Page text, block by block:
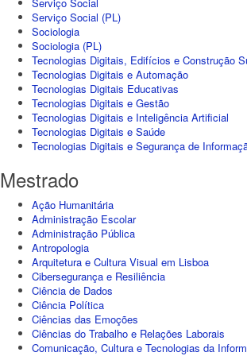
Serviço Social (PL)
Sociologia
Sociologia (PL)
Tecnologias Digitais, Edifícios e Construção
Tecnologias Digitais e Automação
Tecnologias Digitais Educativas
Tecnologias Digitais e Gestão
Tecnologias Digitais e Inteligência Artificial
Tecnologias Digitais e Saúde
Tecnologias Digitais e Segurança de
Mestrado
Ação Humanitária
Administração Escolar
Administração Pública
Antropologia
Arquitetura e Cultura Visual em Lisboa
Cibersegurança e Resiliência
Ciência de Dados
Ciência Política
Ciências das Emoções
Ciências do Trabalho e Relações Laborais
Comunicação, Cultura e Tecnologias da